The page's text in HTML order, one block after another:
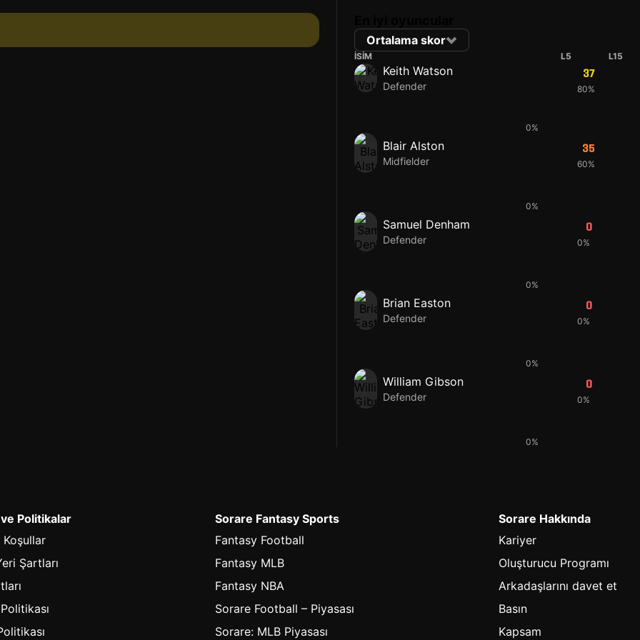
Ortalama skor
İSIM L5 L15
Keith Watson
Defender
37
80%
0%
Blair Alston
Midfielder
35
60%
0%
Samuel Denham
Defender
0
0%
0%
Brian Easton
Defender
0
0%
0%
William Gibson
Defender
0
0%
0%
Politikalar
Şartları
Sorare Fantasy Sports
Fantasy Football
Fantasy MLB
Fantasy NBA
Sorare Football – Piyasası
Sorare: MLB Piyasası
Sorare Hakkında
Kariyer
Oluşturucu Programı
Arkadaşlarını davet et
Basın
Kapsam